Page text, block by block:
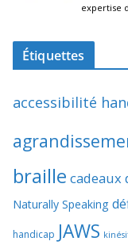
Étiquettes
accessibilité
braille cadeaux
Naturally Speaking
handicap JAWS